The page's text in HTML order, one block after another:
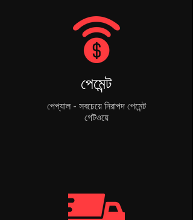
পেমেন্ট
পেপ্যাল - সবচেয়ে নিরাপদ পেমেন্ট
গেটওয়ে